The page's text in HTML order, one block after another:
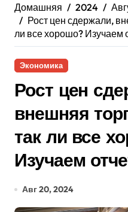
Домашняя 2024
Рост цен сдержали,
ли все хорошо? Изучаем
Экономика
Рост цен
внешняя
так ли все
Изучаем
Авг 20, 2024